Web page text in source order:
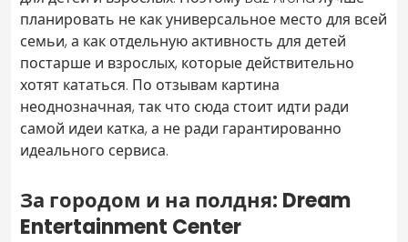
планировать не как универсальное место для всей
семьи, а как отдельную активность для детей
постарше и взрослых, которые действительно
хотят кататься. По отзывам картина
неоднозначная, так что сюда стоит идти ради
самой идеи катка, а не ради гарантированно
идеального сервиса.
За городом и на полдня: Dream
Entertainment Center